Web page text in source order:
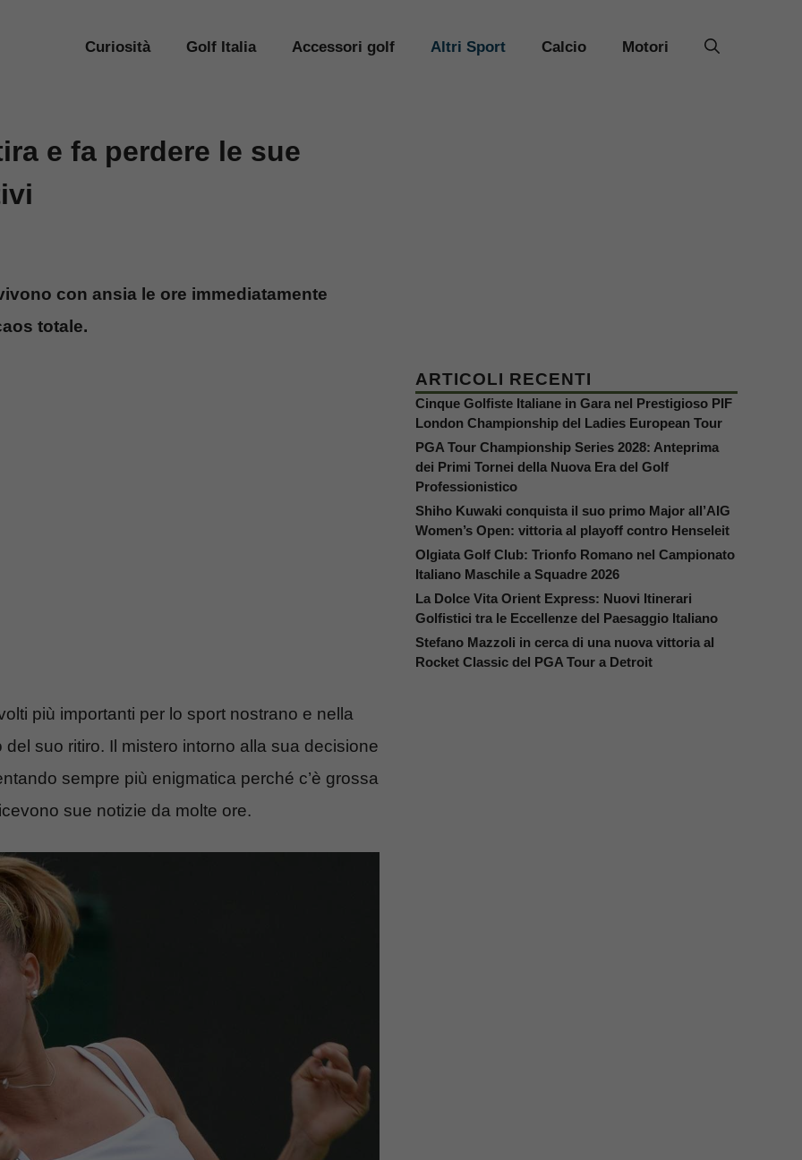
Curiosità Golf Italia Accessori golf Altri Sport Calcio Motori
e fa perdere le sue
con ansia le ore immediatamente
totale.
più importanti per lo sport nostrano e nella
suo ritiro. Il mistero intorno alla sua decisione
sempre più enigmatica perché c’è grossa
sue notizie da molte ore.
ARTICOLI RECENTI
Cinque Golfiste Italiane in Gara nel Prestigioso PIF
London Championship del Ladies European Tour
PGA Tour Championship Series 2028: Anteprima
dei Primi Tornei della Nuova Era del Golf
Professionistico
Shiho Kuwaki conquista il suo primo Major all’AIG
Women’s Open: vittoria al playoff contro Henseleit
Olgiata Golf Club: Trionfo Romano nel Campionato
Italiano Maschile a Squadre 2026
La Dolce Vita Orient Express: Nuovi Itinerari
Golfistici tra le Eccellenze del Paesaggio Italiano
Stefano Mazzoli in cerca di una nuova vittoria al
Rocket Classic del PGA Tour a Detroit